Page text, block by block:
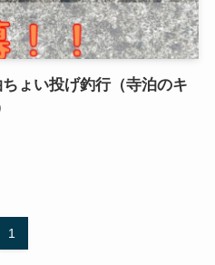
ょい投げ釣行（寺泊のキ
1